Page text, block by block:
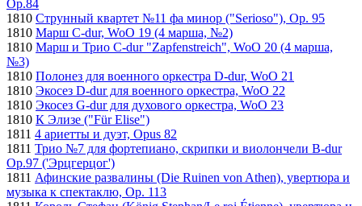
Op.84
1810 Струнный квартет №11 фа минор ("Serioso"), Op. 95
1810 Марш C-dur, WoO 19 (4 марша, №2)
1810 Марш и Трио C-dur "Zapfenstreich", WoO 20 (4 марша,
№3)
1810 Полонез для военного оркестра D-dur, WoO 21
1810 Экосез D-dur для военного оркестра, WoO 22
1810 Экосез G-dur для духового оркестра, WoO 23
1810 К Элизе ("Für Elise")
1811 4 ариетты и дуэт, Opus 82
1811 Трио №7 для фортепиано, скрипки и виолончели B-dur
Op.97 ('Эрцгерцог')
1811 Афинские развалины (Die Ruinen von Athen), увертюра и
музыка к спектаклю, Op. 113